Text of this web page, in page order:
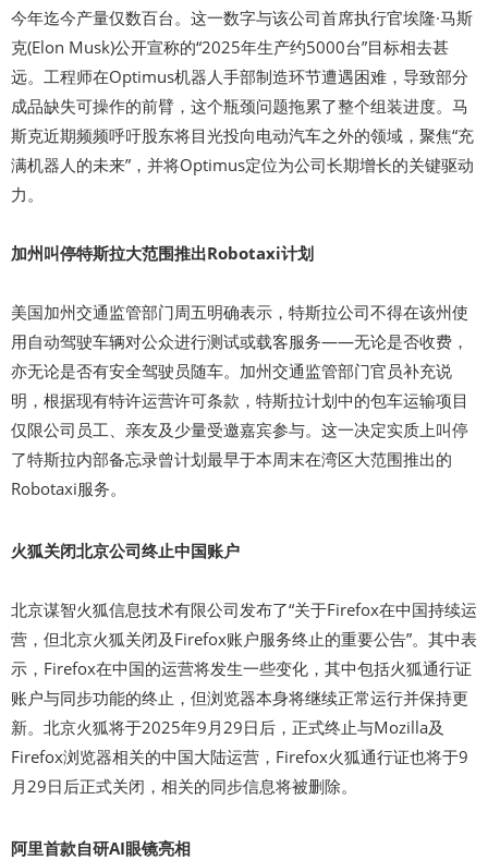
今年迄今产量仅数百台。这一数字与该公司首席执行官埃隆·马斯
克(Elon Musk)公开宣称的“2025年生产约5000台”目标相去甚
远。工程师在Optimus机器人手部制造环节遭遇困难，导致部分
成品缺失可操作的前臂，这个瓶颈问题拖累了整个组装进度。马
斯克近期频频呼吁股东将目光投向电动汽车之外的领域，聚焦“充
满机器人的未来”，并将Optimus定位为公司长期增长的关键驱动
力。
加州叫停特斯拉大范围推出Robotaxi计划
美国加州交通监管部门周五明确表示，特斯拉公司不得在该州使
用自动驾驶车辆对公众进行测试或载客服务——无论是否收费，
亦无论是否有安全驾驶员随车。加州交通监管部门官员补充说
明，根据现有特许运营许可条款，特斯拉计划中的包车运输项目
仅限公司员工、亲友及少量受邀嘉宾参与。这一决定实质上叫停
了特斯拉内部备忘录曾计划最早于本周末在湾区大范围推出的
Robotaxi服务。
火狐关闭北京公司终止中国账户
北京谋智火狐信息技术有限公司发布了“关于Firefox在中国持续运
营，但北京火狐关闭及Firefox账户服务终止的重要公告”。其中表
示，Firefox在中国的运营将发生一些变化，其中包括火狐通行证
账户与同步功能的终止，但浏览器本身将继续正常运行并保持更
新。北京火狐将于2025年9月29日后，正式终止与Mozilla及
Firefox浏览器相关的中国大陆运营，Firefox火狐通行证也将于9
月29日后正式关闭，相关的同步信息将被删除。
阿里首款自研AI眼镜亮相